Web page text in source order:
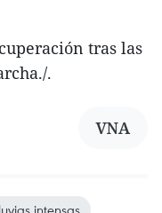
tras las
.
VNA
intensas